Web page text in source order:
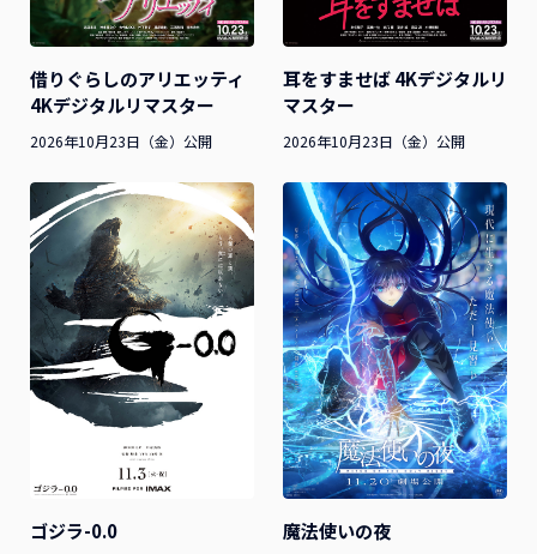
借りぐらしのアリエッティ
4Kデジタルリマスター
2026年10月23日（金）公開
耳をすませば 4Kデジタルリ
マスター
2026年10月23日（金）公開
ゴジラ-0.0 魔法使いの夜